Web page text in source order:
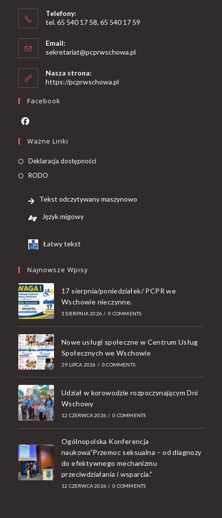
Telefony:
tel. 65 540 17 58, 65 540 17 59
Email:
sekretariat@pcprwschowa.pl
Nasza strona:
https://pcprwschowa.pl
Facebook
Ważne Linki
Deklaracja dostępności
RODO
Tekst odczytywany maszynowo
Język migowy
Łatwy tekst
Najnowsze Wpisy
17 sierpnia/poniedziałek/ PCPR we
Wschowie nieczynne.
3 SIERPNIA 2026 / 0 COMMENTS
Nowe usługi społeczne w Centrum Usług
Społecznych we Wschowie
29 LIPCA 2026 / 0 COMMENTS
Udział w korowodzie rozpoczynającym Dni
Wschowy
12 CZERWCA 2026 / 0 COMMENTS
Ogólnopolska Konferencja
naukowa”Przemoc seksualna – od diagnozy
do efektywnego mechanizmu
przeciwdziałania i wsparcia.”
12 CZERWCA 2026 / 0 COMMENTS